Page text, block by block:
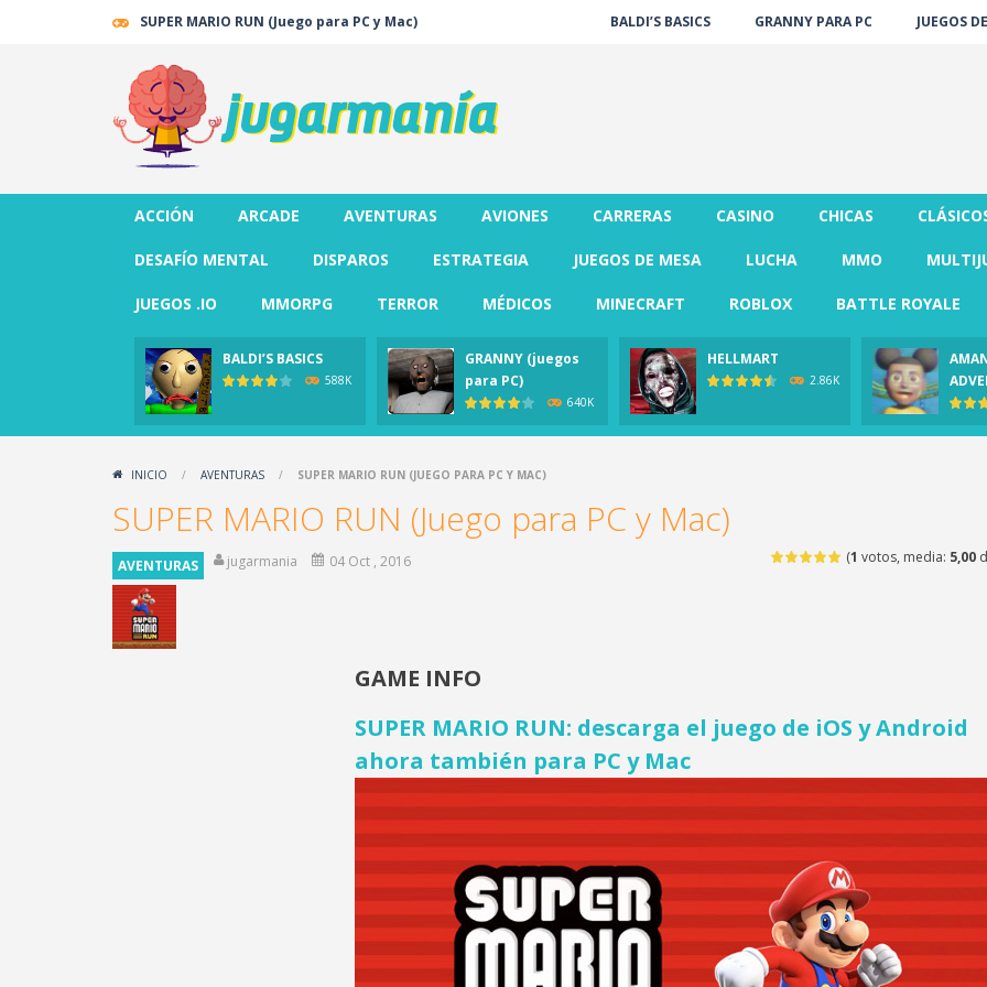
SUPER MARIO RUN (Juego para PC y Mac) BALDI’S BASICS GRANNY PARA PC JUEGOS
ACCIÓN ARCADE AVENTURAS AVIONES CARRERAS CASINO CHICAS
DESAFÍO MENTAL DISPAROS ESTRATEGIA JUEGOS DE MESA LUCHA MMO
JUEGOS .IO MMORPG TERROR MÉDICOS MINECRAFT ROBLOX BATTLE ROYALE
BALDI’S BASICS
588K
GRANNY (juegos
para PC)
640K
HELLMART
2.86K
INICIO / AVENTURAS / SUPER MARIO RUN (JUEGO PARA PC Y MAC)
SUPER MARIO RUN (Juego para PC y Mac)
(1 votos, media: 5,00
AVENTURAS jugarmania 04 Oct , 2016
GAME INFO
SUPER MARIO RUN: descarga el juego de iOS y Android
ahora también para PC y Mac